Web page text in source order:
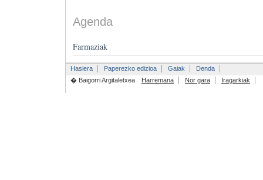
Agenda
Farmaziak
Hasiera Paperezko edizioa Gaiak
Denda
� Baigorri Argitaletxea
Harremana Nor gara Iragarkiak